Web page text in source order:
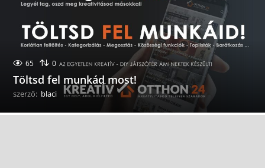
65 0
Töltsd fel munkád most!
szerző: blaci